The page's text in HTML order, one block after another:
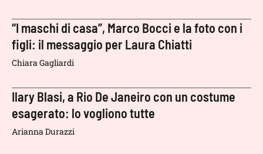
“I maschi di casa”, Marco Bocci e la foto con i
figli: il messaggio per Laura Chiatti
Chiara Gagliardi
Ilary Blasi, a Rio De Janeiro con un costume
esagerato: lo vogliono tutte
Arianna Durazzi